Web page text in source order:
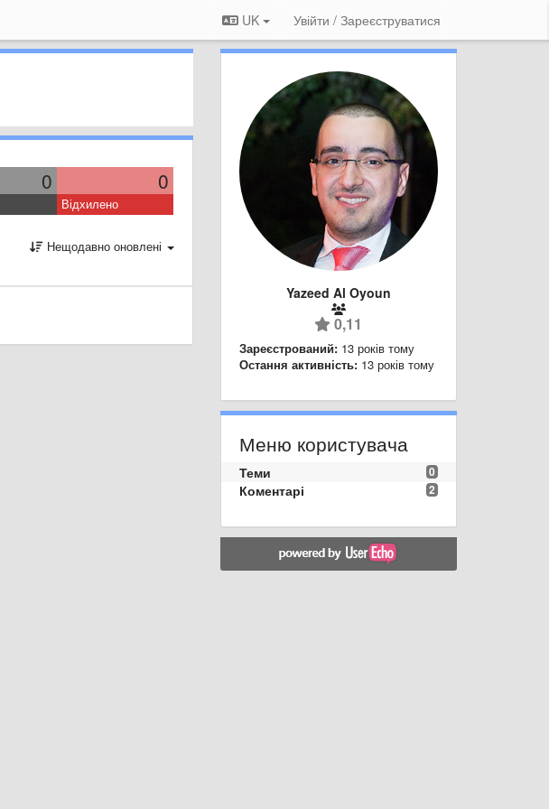
UK Увійти / Зареєструватися
0 0
Відхилено
Нещодавно оновлені
Yazeed Al Oyoun
0,11
Зареєстрований: 13 років тому
Остання активність: 13 років тому
Меню користувача
0
Теми
2
Коментарі